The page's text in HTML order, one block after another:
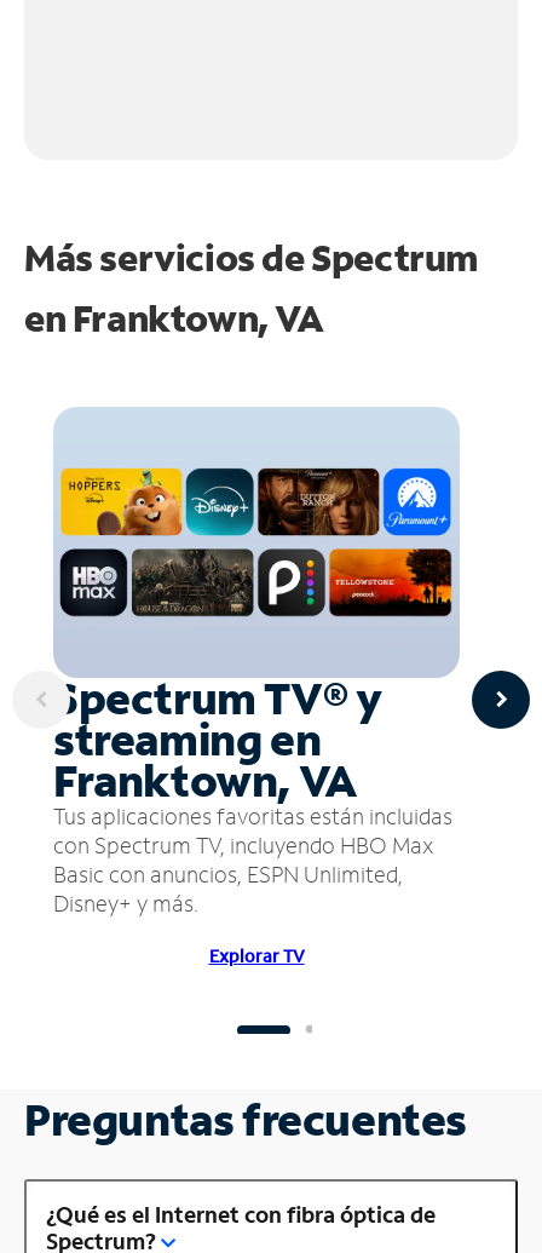
Más servicios de Spectrum
en Franktown, VA
Spectrum TV® y
streaming en
Franktown, VA
Tus aplicaciones favoritas están incluidas
con Spectrum TV, incluyendo HBO Max
Basic con anuncios, ESPN Unlimited,
Disney+ y más.
Explorar TV
Preguntas frecuentes
¿Qué es el Internet con fibra óptica de
Spectrum?